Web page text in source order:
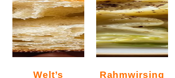
Welt’s
Rahmwirsing